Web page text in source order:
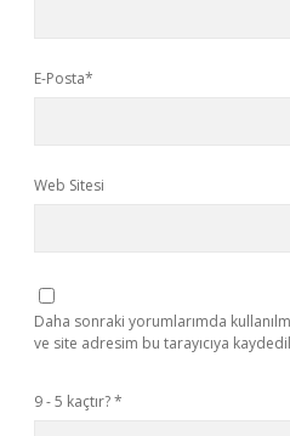
E-Posta*
Web Sitesi
Daha sonraki yorumlarımda
ve site adresim bu tarayıcıya
9 - 5 kaçtır?*